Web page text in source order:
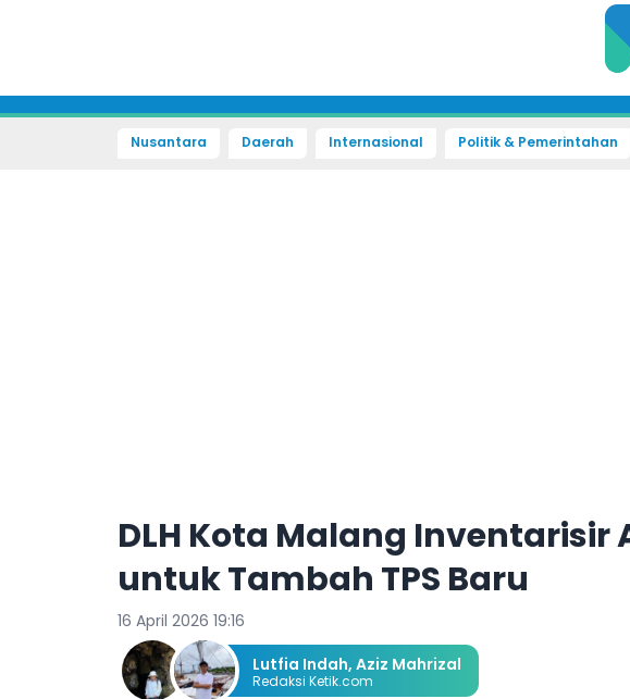
Nusantara Daerah Internasional Politik & Pemerintahan
DLH Kota Malang Inventarisir
untuk Tambah TPS Baru
16 April 2026 19:16
Lutfia Indah, Aziz Mahrizal
Redaksi Ketik.com